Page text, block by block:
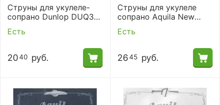
Струны для укулеле-
сопрано Dunlop DUQ301
Soprano Student
Есть
2040 руб.
Струны для укулеле
сопрано Aquila New
Nylgut 5U
Есть
2645 руб.